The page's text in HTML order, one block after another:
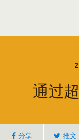
通过
分享 推文